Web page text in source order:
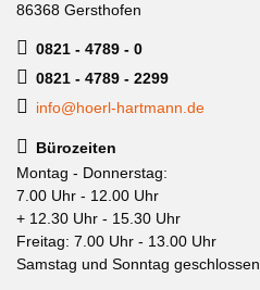
86368 Gersthofen
0821 - 4789 - 0
0821 - 4789 - 2299
info@hoerl-hartmann.de
Bürozeiten
Montag - Donnerstag:
7.00 Uhr - 12.00 Uhr
+ 12.30 Uhr - 15.30 Uhr
Freitag: 7.00 Uhr - 13.00 Uhr
Samstag und Sonntag geschlossen